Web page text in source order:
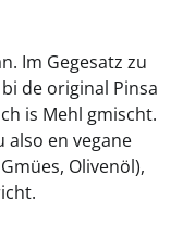
Im Gegesatz zu
de original Pinsa
is Mehl gmischt.
also en vegane
Olivenöl),